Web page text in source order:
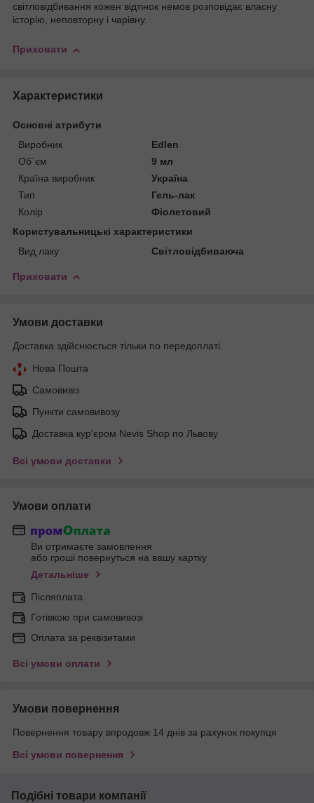
світловідбивання кожен відтінок немов розповідає власну
історію, неповторну і чарівну.
Приховати
Характеристики
Основні атрибути
Виробник
Edlen
Об`єм
9 мл
Країна виробник
Україна
Тип
Гель-лак
Колір
Фіолетовий
Користувальницькі характеристики
Вид лаку
Світловідбиваюча
Приховати
Умови доставки
Доставка здійснюється тільки по передоплаті.
Нова Пошта
Самовивіз
Пункти самовивозу
Доставка кур'єром Nevis Shop по Львову
Всі умови доставки
Умови оплати
Ви отримаєте замовлення
або гроші повернуться на вашу картку
Детальніше
Післяплата
Готівкою при самовивозі
Оплата за реквізитами
Всі умови оплати
Умови повернення
Повернення товару впродовж 14 днів за рахунок покупця
Всі умови повернення
Подібні товари компанії